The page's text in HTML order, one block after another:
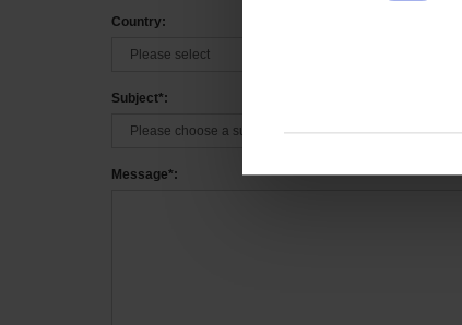
Country:
Subject*:
Message*: